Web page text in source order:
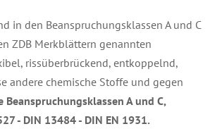
in den Beanspruchungsklassen A und C
ZDB Merkblättern genannten
rissüberbrückend, entkoppelnd,
andere chemische Stoffe und gegen
Beanspruchungsklassen A und C,
- DIN 13484 - DIN EN 1931.